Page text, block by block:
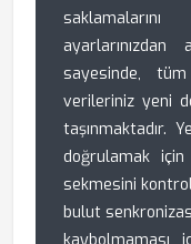
sayesinde,
verileriniz yeni
taşınmaktadır.
doğrulamak
sekmesini
bulut